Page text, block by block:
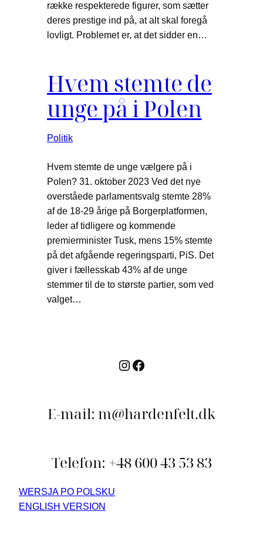
række respekterede figurer, som sætter
deres prestige ind på, at alt skal foregå
lovligt. Problemet er, at det sidder en…
Hvem stemte de
unge på i Polen
Politik
Hvem stemte de unge vælgere på i
Polen? 31. oktober 2023 Ved det nye
overståede parlamentsvalg stemte 28%
af de 18-29 årige på Borgerplatformen,
leder af tidligere og kommende
premierminister Tusk, mens 15% stemte
på det afgående regeringsparti, PiS. Det
giver i fællesskab 43% af de unge
stemmer til de to største partier, som ved
valget…
Instagram
Facebook
E-mail: m@hardenfelt.dk
Telefon: +48 600 43 53 83
WERSJA PO POLSKU
ENGLISH VERSION